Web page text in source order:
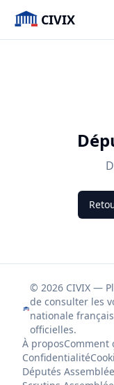
CIVIX
© 2026 CIVIX —
de consulter les
nationale
officielles.
À proposComment
Confidentialité
Députés